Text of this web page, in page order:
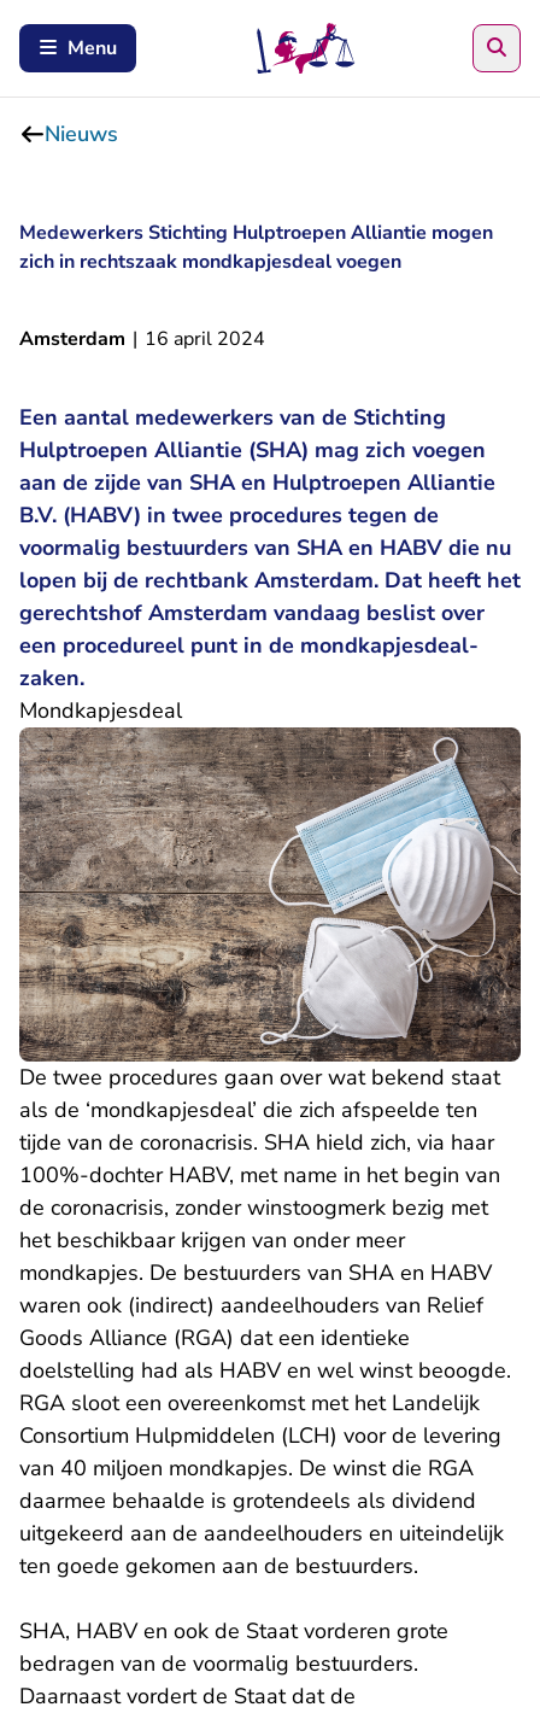
Menu
Nieuws
Medewerkers Stichting Hulptroepen Alliantie mogen
zich in rechtszaak mondkapjesdeal voegen
Amsterdam | 16 april 2024
Een aantal medewerkers van de Stichting
Hulptroepen Alliantie (SHA) mag zich voegen
aan de zijde van SHA en Hulptroepen Alliantie
B.V. (HABV) in twee procedures tegen de
voormalig bestuurders van SHA en HABV die nu
lopen bij de rechtbank Amsterdam. Dat heeft het
gerechtshof Amsterdam vandaag beslist over
een procedureel punt in de mondkapjesdeal-
zaken.
Mondkapjesdeal
De twee procedures gaan over wat bekend staat
als de ‘mondkapjesdeal’ die zich afspeelde ten
tijde van de coronacrisis. SHA hield zich, via haar
100%-dochter HABV, met name in het begin van
de coronacrisis, zonder winstoogmerk bezig met
het beschikbaar krijgen van onder meer
mondkapjes. De bestuurders van SHA en HABV
waren ook (indirect) aandeelhouders van Relief
Goods Alliance (RGA) dat een identieke
doelstelling had als HABV en wel winst beoogde.
RGA sloot een overeenkomst met het Landelijk
Consortium Hulpmiddelen (LCH) voor de levering
van 40 miljoen mondkapjes. De winst die RGA
daarmee behaalde is grotendeels als dividend
uitgekeerd aan de aandeelhouders en uiteindelijk
ten goede gekomen aan de bestuurders.
SHA, HABV en ook de Staat vorderen grote
bedragen van de voormalig bestuurders.
Daarnaast vordert de Staat dat de